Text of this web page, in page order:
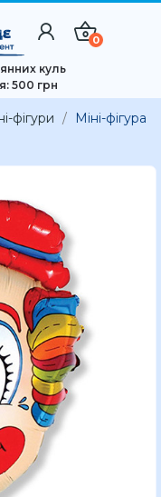
0
куль
500 грн
фігури
Міні-фігура